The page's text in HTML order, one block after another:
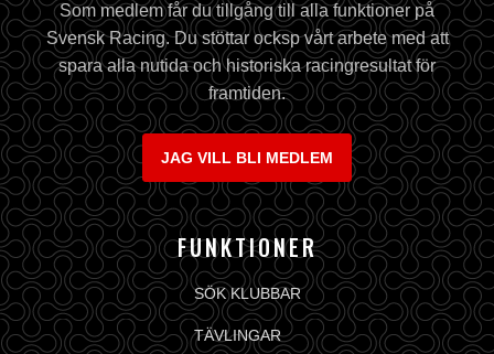
Som medlem får du tillgång till alla funktioner på
Svensk Racing. Du stöttar ocksp vårt arbete med att
spara alla nutida och historiska racingresultat för
framtiden.
JAG VILL BLI MEDLEM
FUNKTIONER
SÖK KLUBBAR
TÄVLINGAR